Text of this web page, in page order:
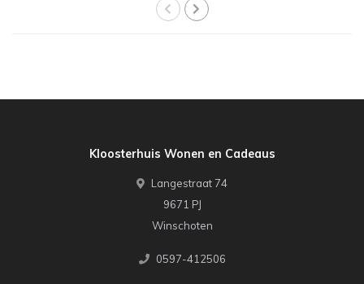
Kloosterhuis Wonen en Cadeaus
Langestraat 74
9671 PJ
Winschoten
0597-412506